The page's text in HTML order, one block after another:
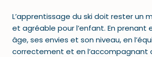
L’apprentissage du ski doit rester un
et agréable pour l’enfant. En prenant
âge, ses envies et son niveau, en
correctement et en l’accompagnant